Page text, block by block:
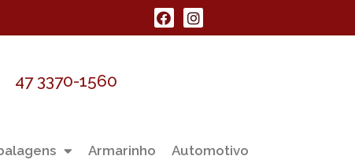
47 3370-1560
Armarinho Automotivo